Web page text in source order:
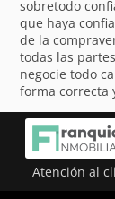
sobretodo
que haya
de la
todas las
negocie todo
forma correcta
Atención al